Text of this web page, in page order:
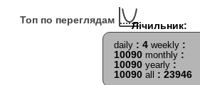
Топ по переглядам
daily : 4 weekly :
10090 monthly :
10090 yearly :
10090 all : 23946